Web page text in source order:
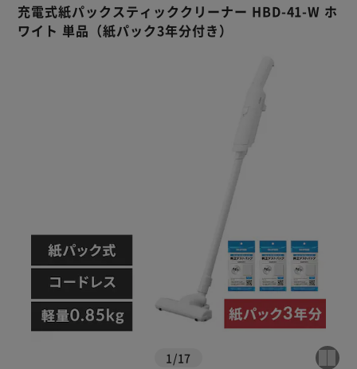
充電式紙パックスティッククリーナー HBD-41-W ホ
ワイト 単品（紙パック3年分付き）
1 /17